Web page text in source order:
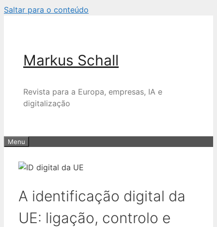
Saltar para o conteúdo
Markus Schall
Revista para a Europa, empresas, IA e
digitalização
Menu
A identificação digital da
UE: ligação, controlo e